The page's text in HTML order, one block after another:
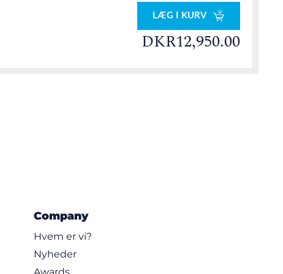
LÆG I KURV
DKR12,950.00
Company
Hvem er vi?
Nyheder
Awards